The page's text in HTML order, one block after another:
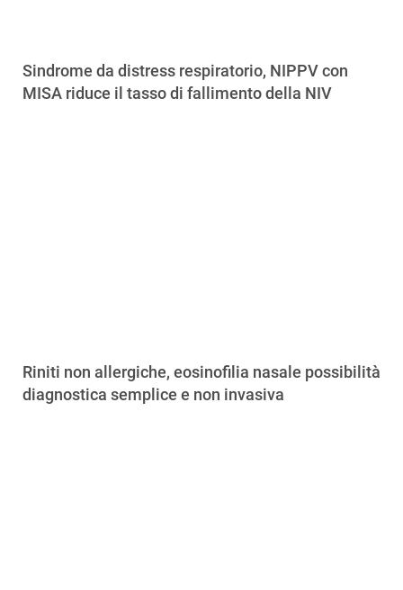
Sindrome da distress respiratorio, NIPPV con
MISA riduce il tasso di fallimento della NIV
Riniti non allergiche, eosinofilia nasale possibilità
diagnostica semplice e non invasiva